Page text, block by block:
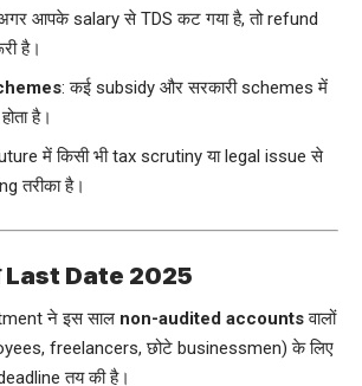
आपके salary से TDS कट गया है, तो refund
है।
: कई subsidy और सरकारी schemes में
है।
में किसी भी tax scrutiny या legal issue से
तरीका है।
Last Date 2025
ने इस साल non-audited accountsवालों
freelancers, छोटे businessmen) के लिए
तय की है।